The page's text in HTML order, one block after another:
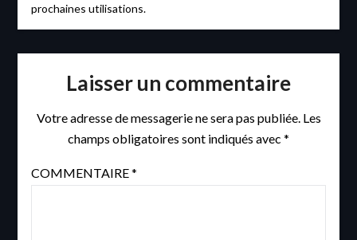
prochaines utilisations.
Laisser un commentaire
Votre adresse de messagerie ne sera pas publiée. Les
champs obligatoires sont indiqués avec *
COMMENTAIRE*